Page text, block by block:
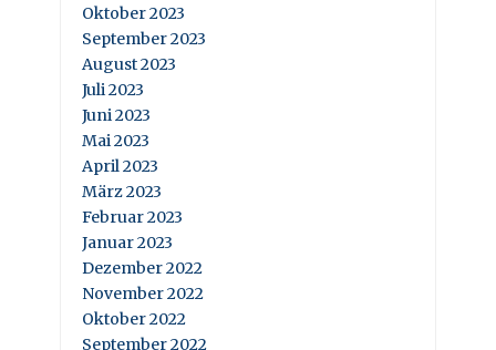
Oktober 2023
September 2023
August 2023
Juli 2023
Juni 2023
Mai 2023
April 2023
März 2023
Februar 2023
Januar 2023
Dezember 2022
November 2022
Oktober 2022
September 2022